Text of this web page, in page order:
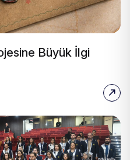
Büyük İlgi